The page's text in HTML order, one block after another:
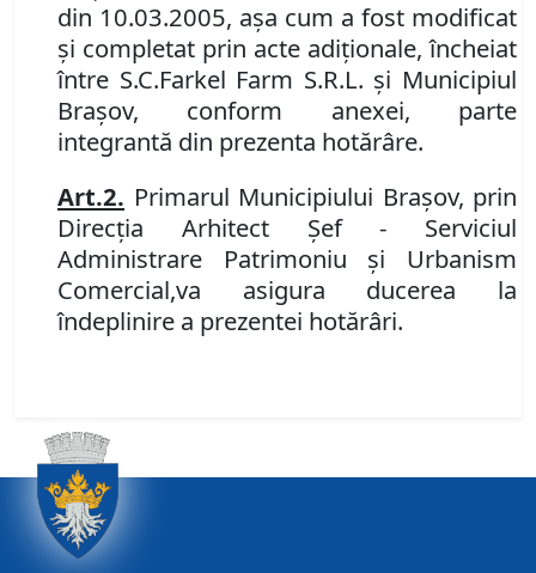
din 10.03.2005, așa cum a fost modificat
și completat prin acte adiționale,încheiat
între S.C.Farkel Farm S.R.L. și Municipiul
Brașov, conform anexei, parte
integrantă din prezenta hotărâre.
Art.2. Primarul Municipiului Braşov, prin
Direcţia Arhitect Şef - Serviciul
Administrare Patrimoniu şi Urbanism
Comercial,va asigura ducerea la
îndeplinire a prezentei hotărâri.